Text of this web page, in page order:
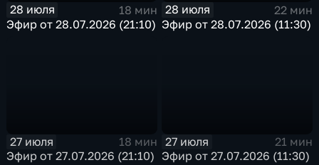
28 июля
18 мин
Эфир от 28.07.2026 (21:10)
28 июля
22 мин
Эфир от 28.07.2026 (11:30)
27 июля
18 мин
Эфир от 27.07.2026 (21:10)
27 июля
21 мин
Эфир от 27.07.2026 (11:30)